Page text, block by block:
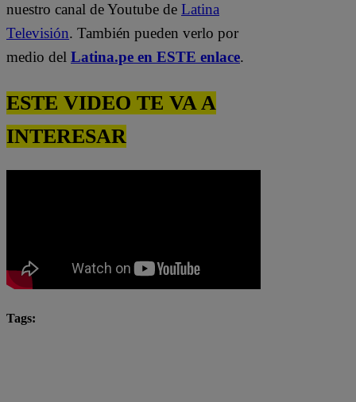
nuestro canal de Youtube de Latina
Televisión. También pueden verlo por
medio del Latina.pe en ESTE enlace.
ESTE VIDEO TE VA A
INTERESAR
Tags: